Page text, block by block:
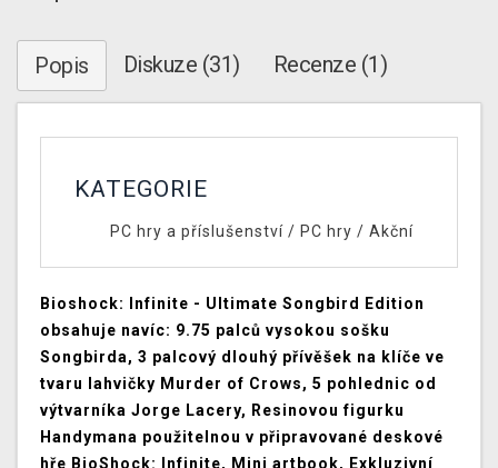
Popis Diskuze (31) Recenze (1)
KATEGORIE
PC hry a příslušenství/ PC hry / Akční
Bioshock: Infinite - Ultimate Songbird Edition
obsahuje navíc: 9.75 palců vysokou sošku
Songbirda, 3 palcový dlouhý přívěšek na klíče ve
tvaru lahvičky Murder of Crows, 5 pohlednic od
výtvarníka Jorge Lacery, Resinovou figurku
Handymana použitelnou v připravované deskové
hře BioShock: Infinite, Mini artbook, Exkluzivní